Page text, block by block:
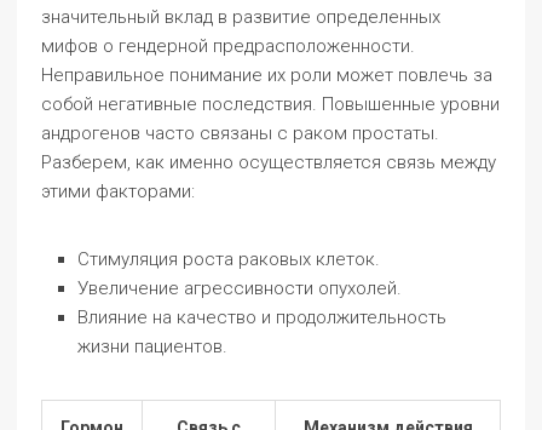
значительный вклад в развитие определенных
мифов о гендерной предрасположенности.
Неправильное понимание их роли может повлечь за
собой негативные последствия. Повышенные уровни
андрогенов часто связаны с раком простаты.
Разберем, как именно осуществляется связь между
этими факторами:
Стимуляция роста раковых клеток.
Увеличение агрессивности опухолей.
Влияние на качество и продолжительность
жизни пациентов.